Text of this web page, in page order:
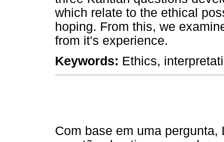
which relate to the ethical
hoping. From this, we
from it's experience.
Keywords: Ethics,
Com base em uma